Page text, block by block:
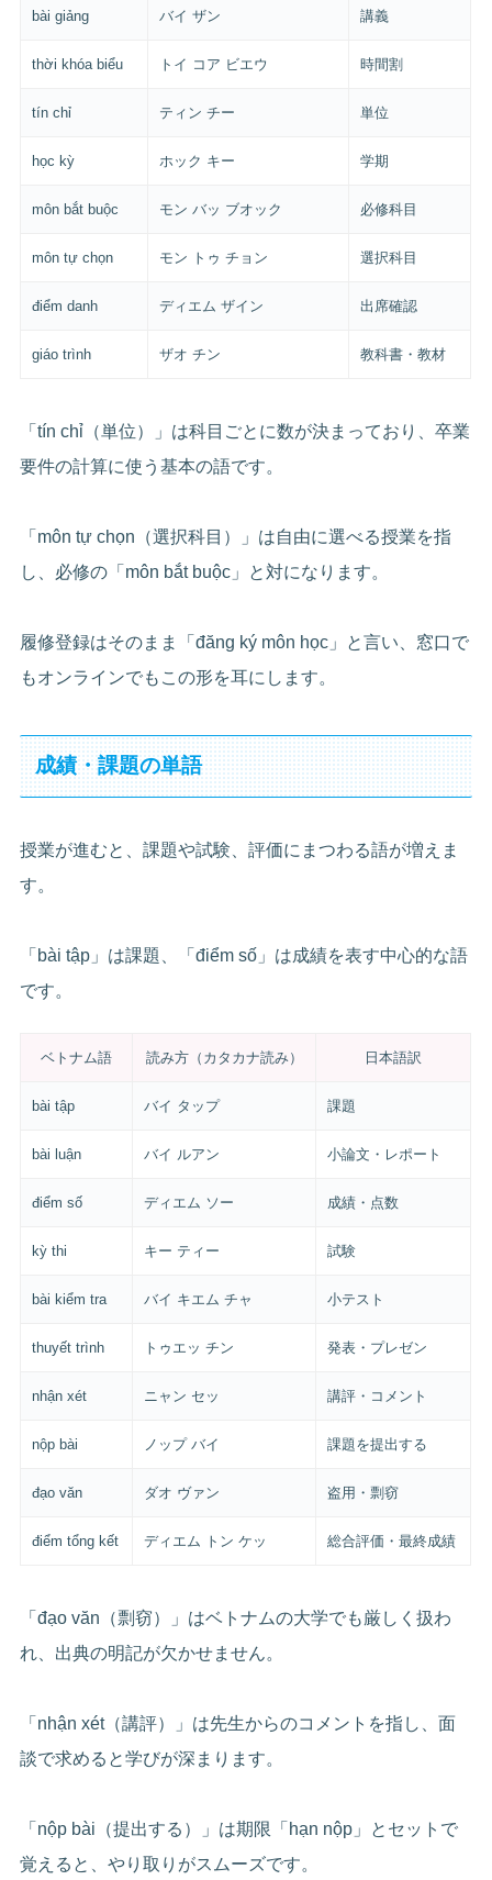
bài giảng バイ ザン 講義
thời khóa biểu トイ コア ビエウ 時間割
tín chỉ ティン チー 単位
học kỳ ホック キー 学期
môn bắt buộc モン バッ ブオック 必修科目
môn tự chọn モン トゥ チョン 選択科目
điểm danh ディエム ザイン 出席確認
giáo trình ザオ チン 教科書・教材
「tín chỉ（単位）」は科目ごとに数が決まっており、卒業
要件の計算に使う基本の語です。
「môn tự chọn（選択科目）」は自由に選べる授業を指
し、必修の「môn bắt buộc」と対になります。
履修登録はそのまま「đăng ký môn học」と言い、窓口で
もオンラインでもこの形を耳にします。
成績・課題の単語
授業が進むと、課題や試験、評価にまつわる語が増えま
す。
「bài tập」は課題、「điểm số」は成績を表す中心的な語
です。
ベトナム語 読み方（カタカナ読み） 日本語訳
bài tập バイ タップ 課題
bài luận バイ ルアン 小論文・レポート
điểm số ディエム ソー 成績・点数
kỳ thi キー ティー 試験
bài kiểm tra バイ キエム チャ 小テスト
thuyết trình トゥエッ チン 発表・プレゼン
nhận xét ニャン セッ 講評・コメント
nộp bài ノップ バイ 課題を提出する
đạo văn ダオ ヴァン 盗用・剽窃
điểm tổng kết ディエム トン ケッ 総合評価・最終成績
「đạo văn（剽窃）」はベトナムの大学でも厳しく扱わ
れ、出典の明記が欠かせません。
「nhận xét（講評）」は先生からのコメントを指し、面
談で求めると学びが深まります。
「nộp bài（提出する）」は期限「hạn nộp」とセットで
覚えると、やり取りがスムーズです。